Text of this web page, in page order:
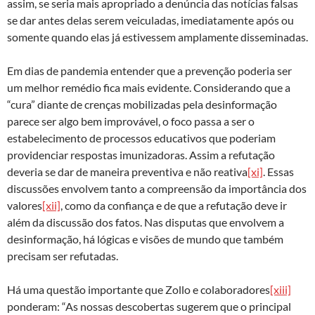
assim, se seria mais apropriado a denúncia das notícias falsas
se dar antes delas serem veiculadas, imediatamente após ou
somente quando elas já estivessem amplamente disseminadas.
Em dias de pandemia entender que a prevenção poderia ser
um melhor remédio fica mais evidente. Considerando que a
“cura” diante de crenças mobilizadas pela desinformação
parece ser algo bem improvável, o foco passa a ser o
estabelecimento de processos educativos que poderiam
providenciar respostas imunizadoras. Assim a refutação
deveria se dar de maneira preventiva e não reativa[xi]. Essas
discussões envolvem tanto a compreensão da importância dos
valores[xii], como da confiança e de que a refutação deve ir
além da discussão dos fatos. Nas disputas que envolvem a
desinformação, há lógicas e visões de mundo que também
precisam ser refutadas.
Há uma questão importante que Zollo e colaboradores[xiii]
ponderam: “As nossas descobertas sugerem que o principal